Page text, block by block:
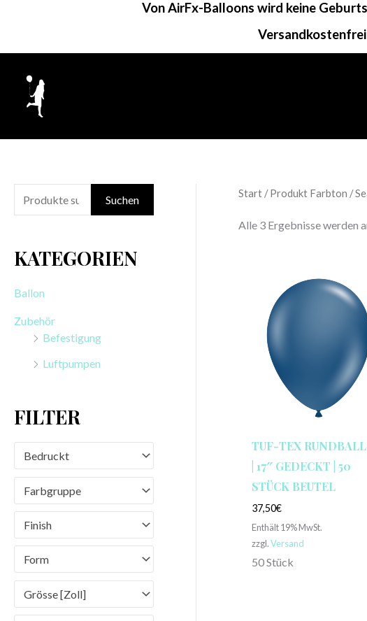
springen
Von AirFx-Balloons wird keine
u
h
n
Suchen
KATEGORIEN
Ballon
Zubehör
Befestigung
Luftpumpen
FILTER
Bedruckt
Farbgruppe
Finish
Form
Grösse [Zoll]
Start/ Produkt Farbton /
Alle 3 Ergebnisse werden
TUF-TEX
| 17″ GEDECKT | 50
STÜCK BEUTEL
37,50€
Enthält 19% MwSt.
zzgl.Versand
50 Stück